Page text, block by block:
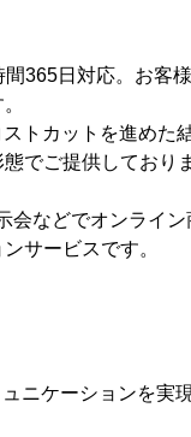
365日対応。お客
トカットを進めた
でご提供しており
会などでオンライ
サービスです。
ニケーションを実現